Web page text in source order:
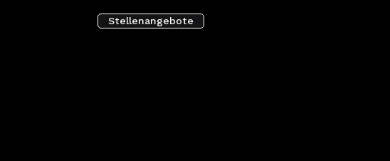
Stellenangebote